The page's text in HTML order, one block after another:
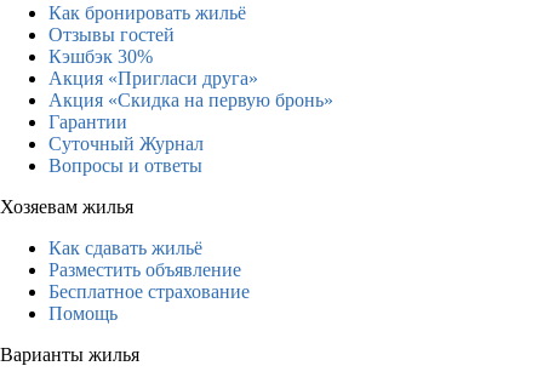
Как бронировать жильё
Отзывы гостей
Кэшбэк 30%
Акция «Пригласи друга»
Акция «Скидка на первую бронь»
Гарантии
Суточный Журнал
Вопросы и ответы
Хозяевам жилья
Как сдавать жильё
Разместить объявление
Бесплатное страхование
Помощь
Варианты жилья